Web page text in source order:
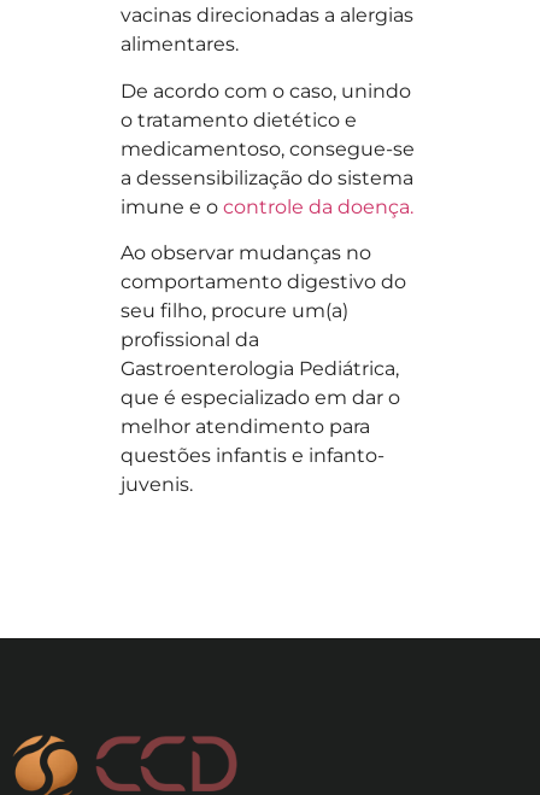
vacinas direcionadas a alergias
alimentares.
De acordo com o caso, unindo
o tratamento dietético e
medicamentoso, consegue-se
a dessensibilização do sistema
imune e o controle da doença.
Ao observar mudanças no
comportamento digestivo do
seu filho, procure um(a)
profissional da
Gastroenterologia Pediátrica,
que é especializado em dar o
melhor atendimento para
questões infantis e infanto-
juvenis.